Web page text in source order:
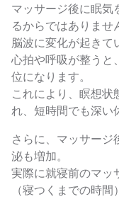
マッサージ後に眠気
るからではありませ
脳波に変化が起きて
心拍や呼吸が整うと
位になります。
これにより、瞑想状
れ、短時間でも深い
さらに、マッサージ
泌も増加。
実際に就寝前のマッ
（寝つくまでの時間